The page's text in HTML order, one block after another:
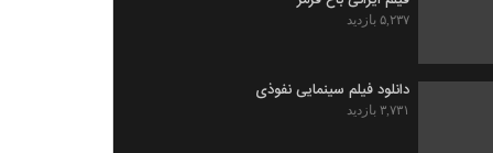
۵,۲۳۷ بازدید
دانلود فیلم سینمایی نفوذی
۳,۷۳۱ بازدید